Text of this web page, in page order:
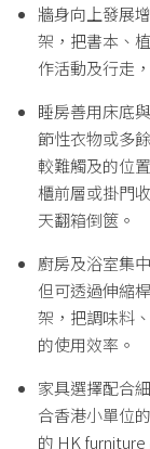
牆身向上發展
架，把書本、
作活動及行走
睡房善用床底
節性衣物或多
較難觸及的位
櫃前層或掛門
天翻箱倒篋。
廚房及浴室集
但可透過伸縮
架，把調味料
的使用效率。
家具選擇配合
合香港小單位
的 HK furniture